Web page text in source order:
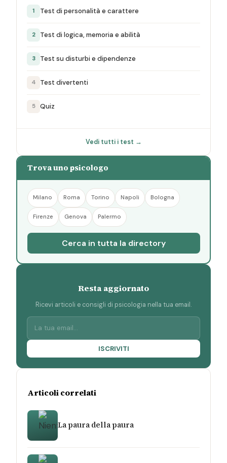
1 Test di personalità e carattere
2 Test di logica, memoria e abilità
3 Test su disturbi e dipendenze
4 Test divertenti
5 Quiz
Vedi tutti i test →
Trova uno psicologo
Milano Roma Torino Napoli Bologna
Firenze Genova Palermo
Cerca in tutta la directory
Resta aggiornato
Ricevi articoli e consigli di psicologia nella tua email.
ISCRIVITI
Articoli correlati
La paura della paura